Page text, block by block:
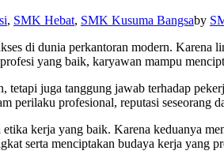
, SMK Hebat, SMK Kusuma Bangsaby
di dunia perkantoran modern.
yang baik, karyawan mampu
tetapi juga tanggung jawab terhadap
perilaku profesional, reputasi seseorang
kerja yang baik. Karena keduanya
serta menciptakan budaya kerja yang